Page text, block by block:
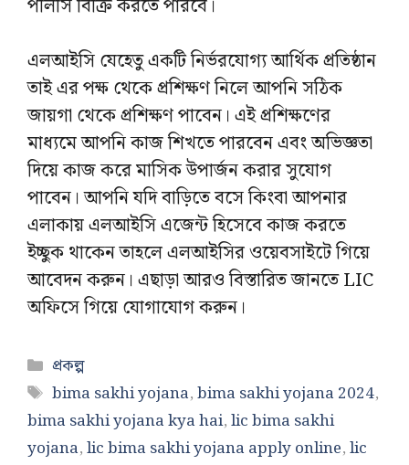
পলিসি বিক্রি করতে পারবে।
এলআইসি যেহেতু একটি নির্ভরযোগ্য আর্থিক প্রতিষ্ঠান
তাই এর পক্ষ থেকে প্রশিক্ষণ নিলে আপনি সঠিক
জায়গা থেকে প্রশিক্ষণ পাবেন। এই প্রশিক্ষণের
মাধ্যমে আপনি কাজ শিখতে পারবেন এবং অভিজ্ঞতা
দিয়ে কাজ করে মাসিক উপার্জন করার সুযোগ
পাবেন। আপনি যদি বাড়িতে বসে কিংবা আপনার
এলাকায় এলআইসি এজেন্ট হিসেবে কাজ করতে
ইচ্ছুক থাকেন তাহলে এলআইসির ওয়েবসাইটে গিয়ে
আবেদন করুন। এছাড়া আরও বিস্তারিত জানতে LIC
অফিসে গিয়ে যোগাযোগ করুন।
Categories
প্রকল্প
Tags
bima sakhi yojana,bima sakhi yojana 2024,
bima sakhi yojana kya hai,lic bima sakhi
yojana,lic bima sakhi yojana apply online,lic